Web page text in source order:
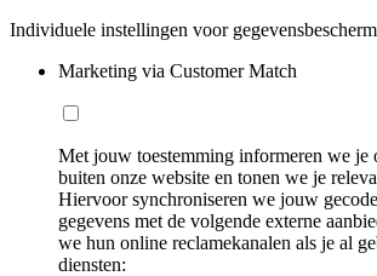
Individuele instellingen voor
Marketing via Customer Match
Met jouw toestemming informeren we je
buiten onze website en tonen we je
Hiervoor synchroniseren we jouw
gegevens met de volgende externe
we hun online reclamekanalen als je al
diensten: